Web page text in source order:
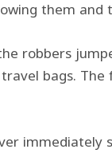
them
robbers
bags.
immediately